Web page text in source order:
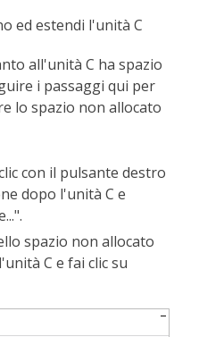
ed estendi l'unità C
all'unità C ha spazio
i passaggi qui per
lo spazio non allocato
con il pulsante destro
dopo l'unità C e
spazio non allocato
C e fai clic su